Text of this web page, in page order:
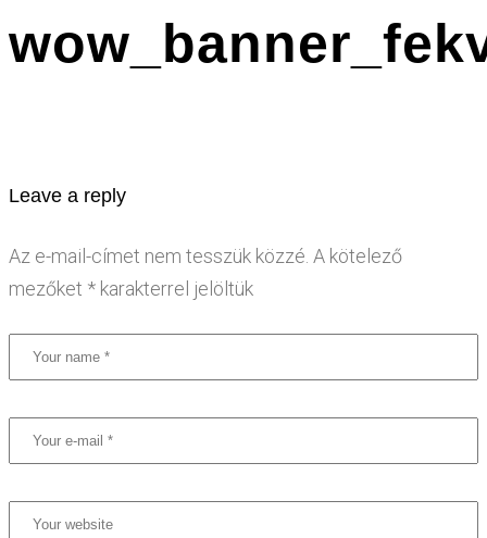
Leave a reply
Az e-mail-címet nem tesszük közzé. A kötelező
mezőket * karakterrel jelöltük